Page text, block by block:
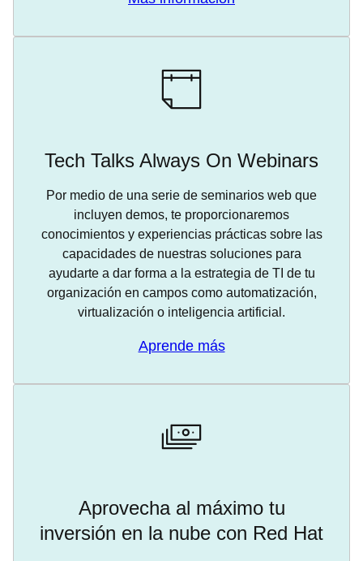
Tech Talks Always On Webinars
Por medio de una serie de seminarios web que
incluyen demos, te proporcionaremos
conocimientos y experiencias prácticas sobre las
capacidades de nuestras soluciones para
ayudarte a dar forma a la estrategia de TI de tu
organización en campos como automatización,
virtualización o inteligencia artificial.
Aprende más
Aprovecha al máximo tu
inversión en la nube con Red Hat